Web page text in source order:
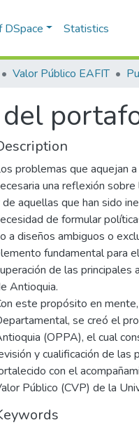
DSpace Statistics
Valor Público EAFIT
problemas que aquejan
una reflexión
de aquellas que han sido
de formular
a diseños ambiguos o
fundamental para
de las
Antioquia.
este propósito en
se creó el
(OPPA), el cual
y cualificación de las
con el
Público (CVP) de la